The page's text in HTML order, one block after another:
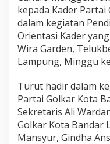
a
t
d
a
n
M
t
i
v
a
s
i
kepada Kader
dalam kegiatan
Orientasi Kader
Wira Garden,
Lampung, Minggu
Turut hadir dalam
Partai Golkar Kota
Sekretaris Ali
Golkar Kota Bandar
Mansyur, Gindha